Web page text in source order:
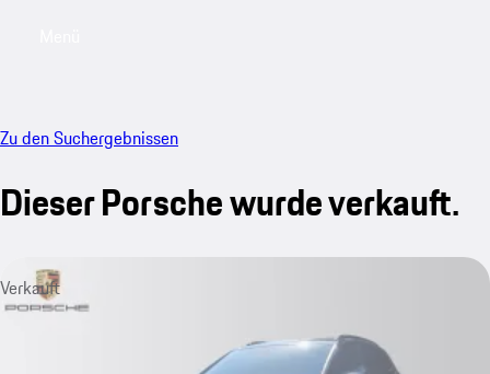
Zu den Suchergebnissen
Dieser Porsche wurde verkauft.
Verkauft